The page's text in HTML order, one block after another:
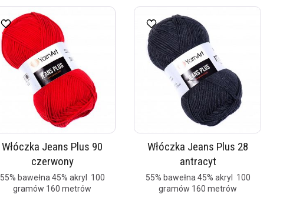
Włóczka Jeans Plus 90
czerwony
55% bawełna 45% akryl 100
gramów 160 metrów
Włóczka Jeans Plus 28
antracyt
55% bawełna 45% akryl 100
gramów 160 metrów